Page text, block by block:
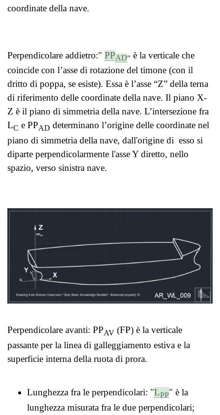
coordinate della nave.
Perpendicolare addietro:" PPAD" è la verticale che
coincide con l’asse di rotazione del timone (con il
dritto di poppa, se esiste). Essa è l’asse “Z” della terna
di riferimento delle coordinate della nave. Il piano X-
Z è il piano di simmetria della nave. L’intersezione fra
LC e PPAD determinano l’origine delle coordinate nel
piano di simmetria della nave, dall'origine di esso si
diparte perpendicolarmente l'asse Y diretto, nello
spazio, verso sinistra nave.
Perpendicolare avanti: PPAV (FP) è la verticale
passante per la linea di galleggiamento estiva e la
superficie interna della ruota di prora.
Lunghezza fra le perpendicolari: "LPP" è la
lunghezza misurata fra le due perpendicolari;